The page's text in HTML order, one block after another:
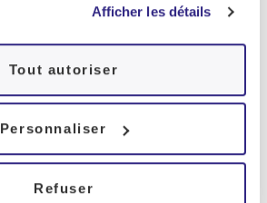
Afficher les détails
Tout autoriser
Personnaliser
Refuser
sport permet aussi derallonger
croissance cellulaire. La
température du corps d’environ
au processus d’entrée dans le
permet d’entrer plus
cette phase du sommeil